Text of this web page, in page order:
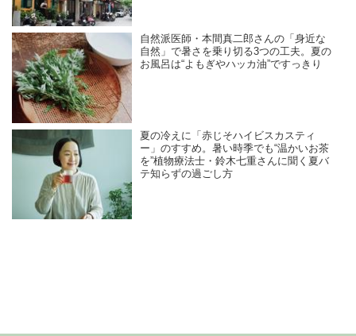
自然派医師・本間真二郎さんの「身近な
自然」で暑さを乗り切る3つの工夫。夏の
お風呂は“よもぎやハッカ油”ですっきり
夏の冷えに「赤じそハイビスカスティ
ー」のすすめ。暑い時季でも“温かいお茶
を”植物療法士・鈴木七重さんに聞く夏バ
テ知らずの過ごし方